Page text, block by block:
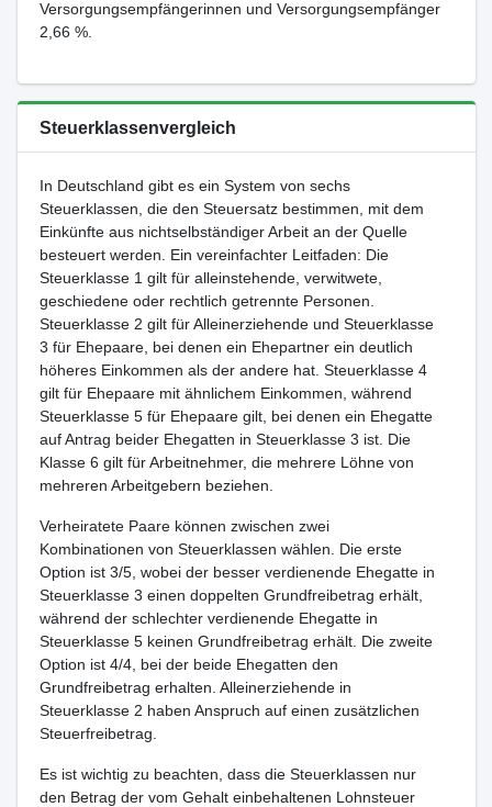
Versorgungsempfängerinnen und Versorgungsempfänger
2,66 %.
Steuerklassenvergleich
In Deutschland gibt es ein System von sechs
Steuerklassen, die den Steuersatz bestimmen, mit dem
Einkünfte aus nichtselbständiger Arbeit an der Quelle
besteuert werden. Ein vereinfachter Leitfaden: Die
Steuerklasse 1 gilt für alleinstehende, verwitwete,
geschiedene oder rechtlich getrennte Personen.
Steuerklasse 2 gilt für Alleinerziehende und Steuerklasse
3 für Ehepaare, bei denen ein Ehepartner ein deutlich
höheres Einkommen als der andere hat. Steuerklasse 4
gilt für Ehepaare mit ähnlichem Einkommen, während
Steuerklasse 5 für Ehepaare gilt, bei denen ein Ehegatte
auf Antrag beider Ehegatten in Steuerklasse 3 ist. Die
Klasse 6 gilt für Arbeitnehmer, die mehrere Löhne von
mehreren Arbeitgebern beziehen.
Verheiratete Paare können zwischen zwei
Kombinationen von Steuerklassen wählen. Die erste
Option ist 3/5, wobei der besser verdienende Ehegatte in
Steuerklasse 3 einen doppelten Grundfreibetrag erhält,
während der schlechter verdienende Ehegatte in
Steuerklasse 5 keinen Grundfreibetrag erhält. Die zweite
Option ist 4/4, bei der beide Ehegatten den
Grundfreibetrag erhalten. Alleinerziehende in
Steuerklasse 2 haben Anspruch auf einen zusätzlichen
Steuerfreibetrag.
Es ist wichtig zu beachten, dass die Steuerklassen nur
den Betrag der vom Gehalt einbehaltenen Lohnsteuer